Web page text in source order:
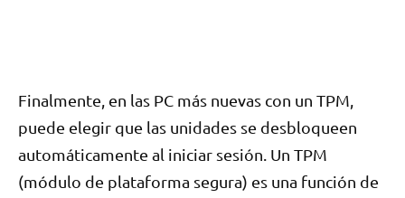
Finalmente, en las PC más nuevas con un TPM,
puede elegir que las unidades se desbloqueen
automáticamente al iniciar sesión. Un TPM
(módulo de plataforma segura) es una función de